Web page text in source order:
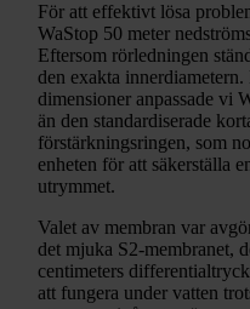
För att effektivt lösa
WaStop 50 meter
Eftersom rörledningen
den exakta
dimensioner anpassade vi
än den standardiserade
förstärkningsringen, som
enheten för att säkerställa
utrymmet.
Valet av membran var
det mjuka S2-membranet,
centimeters
att fungera under vatten